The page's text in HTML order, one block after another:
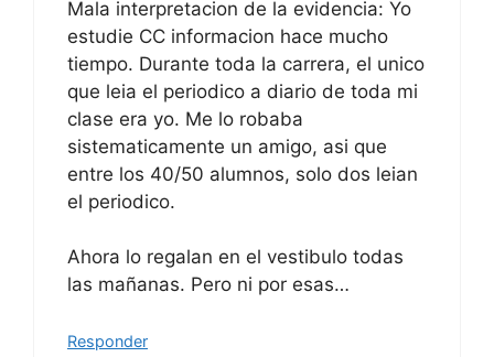
Mala interpretacion de la evidencia: Yo
estudie CC informacion hace mucho
tiempo. Durante toda la carrera, el unico
que leia el periodico a diario de toda mi
clase era yo. Me lo robaba
sistematicamente un amigo, asi que
entre los 40/50 alumnos, solo dos leian
el periodico.
Ahora lo regalan en el vestibulo todas
las mañanas. Pero ni por esas…
Responder